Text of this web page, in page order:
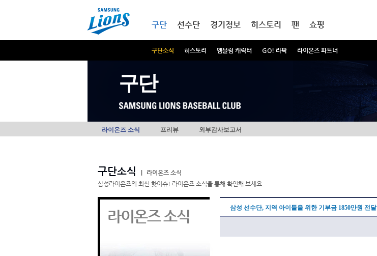
구단
구단소식 히스토리 엠블럼 캐릭터 GO! 라팍 라이온즈 파트너
선수단 경기정보 히스토리 팬 쇼핑
구단
라이온즈 소식 프리뷰 외부감사보고서
구단소식
라이온즈 소식
삼성라이온즈의 최신 핫이슈! 라이온즈 소식을 통해 확인해 보세요.
라이온즈 소식 삼성 선수단, 지역 아이들을 위한 기부금 1850만원 전달